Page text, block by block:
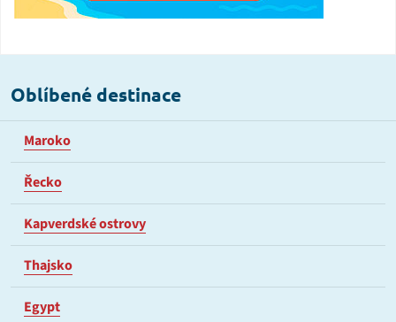
Oblíbené destinace
Maroko
Řecko
Kapverdské ostrovy
Thajsko
Egypt